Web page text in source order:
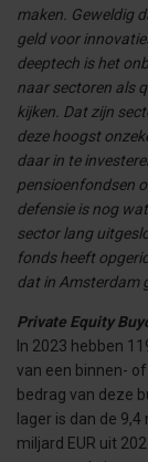
maken. Geweldig
geld voor
deeptech is het
naar sectoren als
kijken. Dat zijn
deze hoogst
daar in te
pensioenfondsen
defensie is nog
sector lang
fonds heeft
dat in Amsterdam
Private Equity
In 2023 hebben
van een binnen-
bedrag van deze
lager is dan de
miljard EUR uit